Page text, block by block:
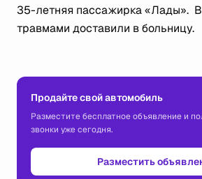
35-летняя пассажирка «Лады».
травмами доставили в больницу.
Продайте свой автомобиль
Разместите бесплатное объявление и
звонки уже сегодня.
Разместить